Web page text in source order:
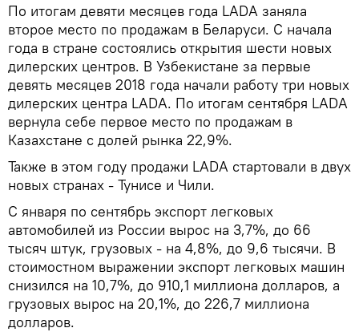
По итогам девяти месяцев года LADA заняла
второе место по продажам в Беларуси. С начала
года в стране состоялись открытия шести новых
дилерских центров. В Узбекистане за первые
девять месяцев 2018 года начали работу три новых
дилерских центра LADA. По итогам сентября LADA
вернула себе первое место по продажам в
Казахстане с долей рынка 22,9%.
Также в этом году продажи LADA стартовали в двух
новых странах - Тунисе и Чили.
С января по сентябрь экспорт легковых
автомобилей из России вырос на 3,7%, до 66
тысяч штук, грузовых - на 4,8%, до 9,6 тысячи. В
стоимостном выражении экспорт легковых машин
снизился на 10,7%, до 910,1 миллиона долларов, а
грузовых вырос на 20,1%, до 226,7 миллиона
долларов.